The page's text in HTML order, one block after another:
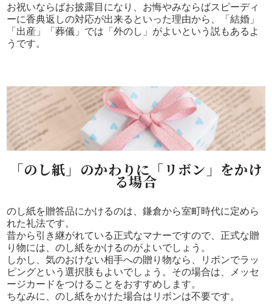
お祝いならばお披露目になり、お悔やみならばスピーディ
ーに香典返しの対応が出来るといった理由から、「結婚」
「出産」「葬儀」では「外のし」がよいという説もあるよ
うです。
「のし紙」のかわりに「リボン」をかけ
る場合
のし紙を贈答品にかけるのは、鎌倉から室町時代に定めら
れた礼法です。
昔から引き継がれている正式なマナーですので、正式な贈
り物には、のし紙をかけるのがよいでしょう。
しかし、気のおけない相手への贈り物なら、リボンでラッ
ピングという選択肢もよいでしょう。その場合は、メッセ
ージカードをつけることをおすすめします。
ちなみに、のし紙をかけた場合はリボンは不要です。